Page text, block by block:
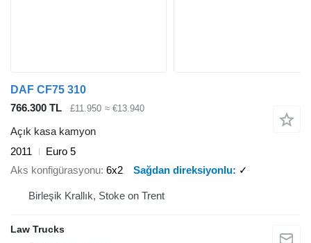
DAF CF75 310
766.300 TL
£11.950 ≈ €13.940
Açık kasa kamyon
2011
Euro 5
Aks konfigürasyonu 6x2 Sağdan direksiyonlu ✓
Birleşik Krallık, Stoke on Trent
Law Trucks